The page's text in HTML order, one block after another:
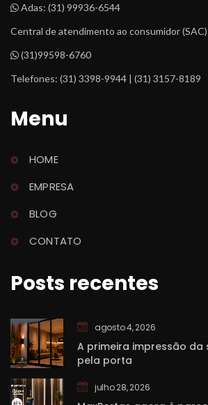
Adas: (31) 99936-6544
Central de atendimento ao consumidor
(31)99598-6760
Telefones: (31) 3398-9944 | (31) 3157-8189
Menu
HOME
EMPRESA
BLOG
CONTATO
Posts recente
agosto 4, 2026
A primeira impressão
pela porta
julho 28, 2026